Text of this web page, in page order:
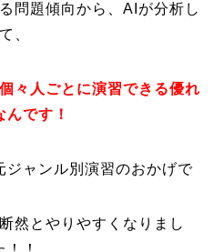
問題傾向から、AIが分析し
て、
々人ごとに演習できる優れ
んです！
ジャンル別演習のおかげで
然とやりやすくなりまし
！！